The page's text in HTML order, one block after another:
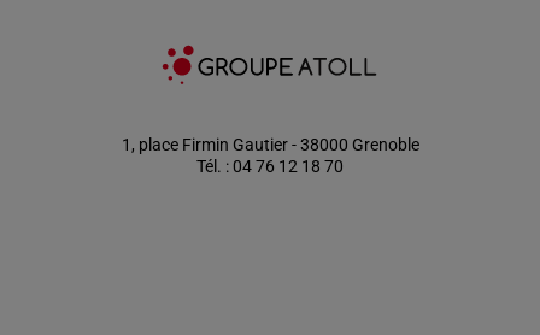
1, place Firmin Gautier - 38000 Grenoble
Tél. : 04 76 12 18 70